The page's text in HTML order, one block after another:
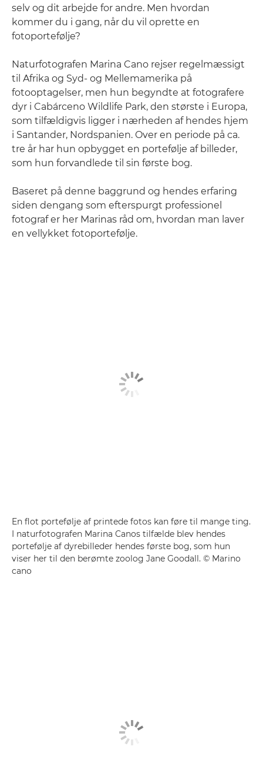
selv og dit arbejde for andre. Men hvordan
kommer du i gang, når du vil oprette en
fotoportefølje?
Naturfotografen Marina Cano rejser regelmæssigt
til Afrika og Syd- og Mellemamerika på
fotooptagelser, men hun begyndte at fotografere
dyr i Cabárceno Wildlife Park, den største i Europa,
som tilfældigvis ligger i nærheden af hendes hjem
i Santander, Nordspanien. Over en periode på ca.
tre år har hun opbygget en portefølje af billeder,
som hun forvandlede til sin første bog.
Baseret på denne baggrund og hendes erfaring
siden dengang som efterspurgt professionel
fotograf er her Marinas råd om, hvordan man laver
en vellykket fotoportefølje.
En flot portefølje af printede fotos kan føre til mange ting.
I naturfotografen Marina Canos tilfælde blev hendes
portefølje af dyrebilleder hendes første bog, som hun
viser her til den berømte zoolog Jane Goodall. © Marino
cano